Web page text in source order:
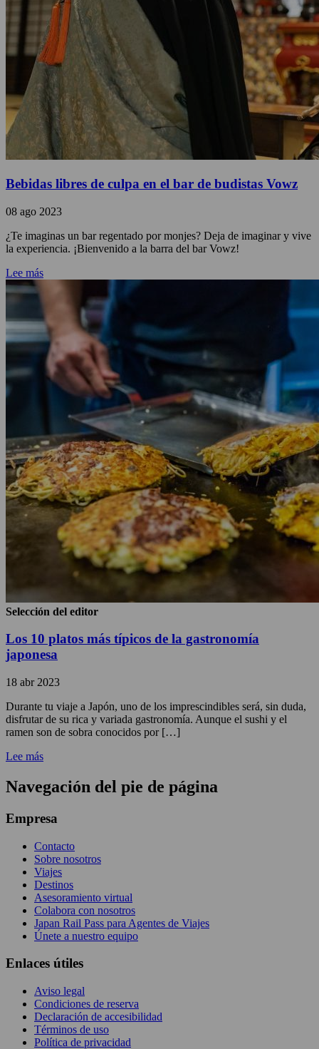
Bebidas libres de culpa en el bar de budistas Vowz
08 ago 2023
¿Te imaginas un bar regentado por monjes? Deja de imaginar y vive
la experiencia. ¡Bienvenido a la barra del bar Vowz!
Lee más
Selección del editor
Los 10 platos más típicos de la gastronomía
japonesa
18 abr 2023
Durante tu viaje a Japón, uno de los imprescindibles será, sin duda,
disfrutar de su rica y variada gastronomía. Aunque el sushi y el
ramen son de sobra conocidos por […]
Lee más
Navegación del pie de página
Empresa
Contacto
Sobre nosotros
Viajes
Destinos
Asesoramiento virtual
Colabora con nosotros
Japan Rail Pass para Agentes de Viajes
Únete a nuestro equipo
Enlaces útiles
Aviso legal
Condiciones de reserva
Declaración de accesibilidad
Términos de uso
Política de privacidad